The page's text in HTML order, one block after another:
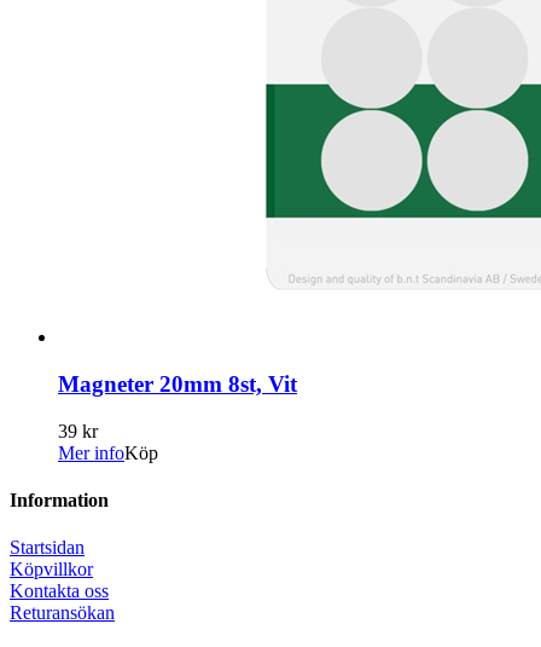
Magneter 20mm 8st, Vit
39 kr
Mer infoKöp
Information
Startsidan
Köpvillkor
Kontakta oss
Returansökan